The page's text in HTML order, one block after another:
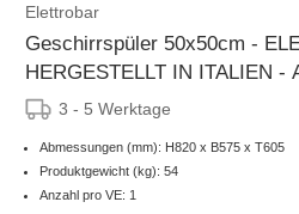
Elettrobar
Geschirrspüler 50x50cm -
HERGESTELLT IN ITALIEN -
Seifenspender + Ablaufpumpe
3 - 5 Werktage
Abmessungen (mm): H820 x B575 x T605
Produktgewicht (kg): 54
Anzahl pro VE: 1